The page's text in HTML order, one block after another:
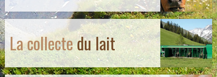
La collectedu lait